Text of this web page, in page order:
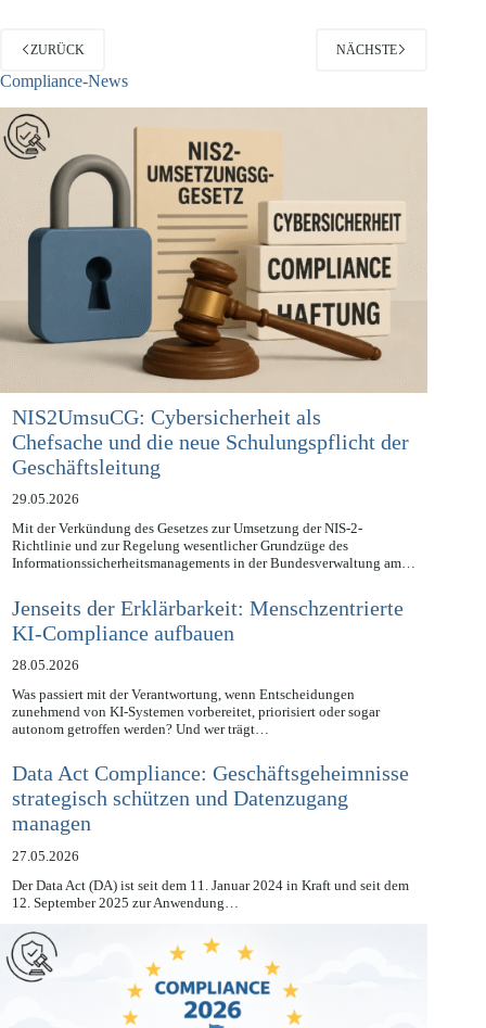
ZURÜCK
Compliance-News
NIS2UmsuCG: Cybersicherheit als
Chefsache und die neue Schulungspflicht der
Geschäftsleitung
29.05.2026
Mit der Verkündung des Gesetzes zur Umsetzung der NIS-2-
Richtlinie und zur Regelung wesentlicher Grundzüge des
Jenseits der Erklärbarkeit: Menschzentrierte
KI-Compliance aufbauen
28.05.2026
Was passiert mit der Verantwortung, wenn Entscheidungen
zunehmend von KI-Systemen vorbereitet, priorisiert oder sogar
Data Act Compliance: Geschäftsgeheimnisse
strategisch schützen und Datenzugang
managen
27.05.2026
Der Data Act (DA) ist seit dem 11. Januar 2024 in Kraft und seit dem